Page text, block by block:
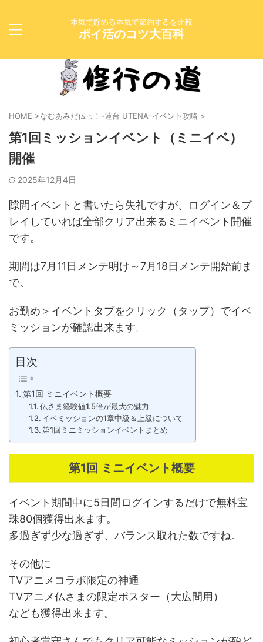
本気で貯める本気で節約するを比較
ポイ活のコツ大百科
HOME >なむあみだ仏っ！-蓮台 UTENA-イベント攻略 >
第1回ミッションイベント（ミニイベ）
開催
2025年12月4日
隙間イベントと書いたら失礼ですが、ログイン＆プ
レイしていれば全部クリア出来るミニイベント開催
です。
期間は7月11日メンテ明け～7月18日メンテ開始前ま
で。
お勤め＞イベントタブをクリック（タップ）でイベ
ミッションが確認出来ます。
目次
第1回 ミニイベント概要
仏さま経験値1.5倍が最大の魅力
イベミッションの1章中級＆上級について
第1回ミニミッションイベントまとめ
第1回 ミニイベント概要
イベント期間中に5日間ログインするだけで無料宝
珠80個獲得出来ます。
多過ぎず少な過ぎず、バランス取れた数ですね。
その他に
TVアニメコラボ限定の神通
TVアニメ仏さまの限定ポスター（大広間用）
なども獲得出来ます。